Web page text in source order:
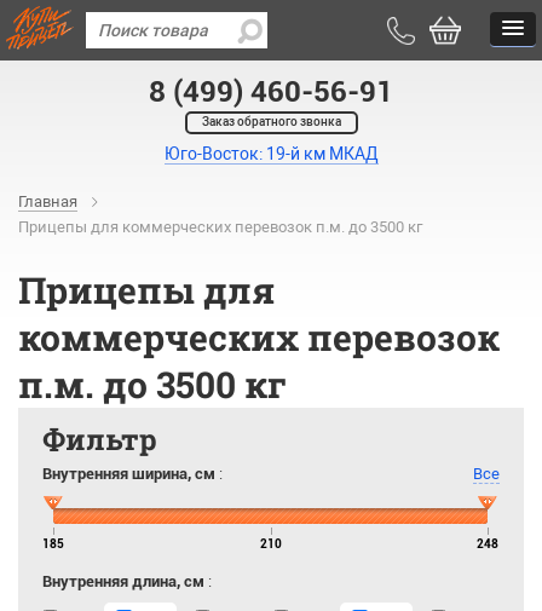
8 (499) 460-56-91
Заказ обратного звонка
Юго-Восток: 19-й км МКАД
Главная
Прицепы для коммерческих перевозок п.м. до 3500 кг
Прицепы для
коммерческих перевозок
п.м. до 3500 кг
Фильтр
Внутренняя ширина, см : Все
185 210 248
Внутренняя длина, см :